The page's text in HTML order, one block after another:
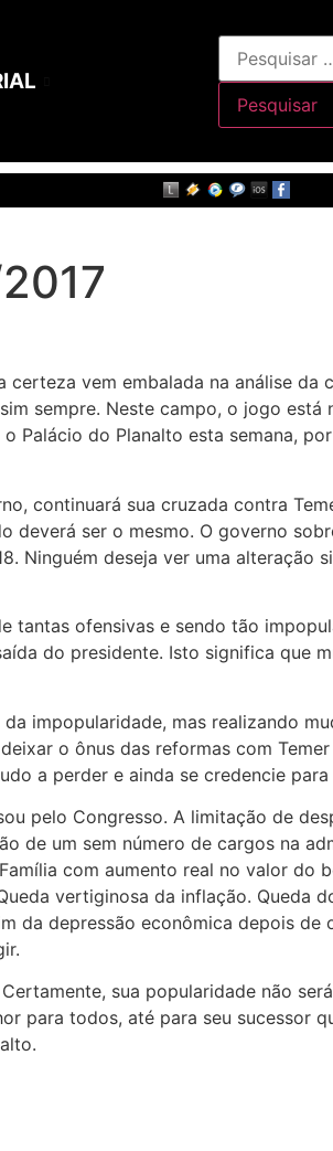
vem embalada na análise da
sempre. Neste campo, o jogo está
Palácio do Planalto esta semana,
continuará sua cruzada contra
deverá ser o mesmo. O governo
Ninguém deseja ver uma alteração
ofensivas e sendo tão
do presidente. Isto significa que
impopularidade, mas realizando
o ônus das reformas com
a perder e ainda se credencie para
pelo Congresso. A limitação de
de um sem número de cargos na
com aumento real no valor do
vertiginosa da inflação. Queda
da depressão econômica depois
sua popularidade não
para todos, até para seu sucessor